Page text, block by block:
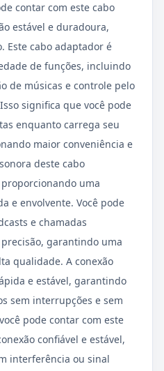
contar com este cabo
estável e duradoura,
Este cabo adaptador é
de funções, incluindo
de músicas e controle pelo
significa que você pode
enquanto carrega seu
maior conveniência e
deste cabo
uma
e envolvente. Você pode
e chamadas
garantindo uma
qualidade. A conexão
e estável, garantindo
sem interrupções e sem
pode contar com este
confiável e estável,
interferência ou sinal